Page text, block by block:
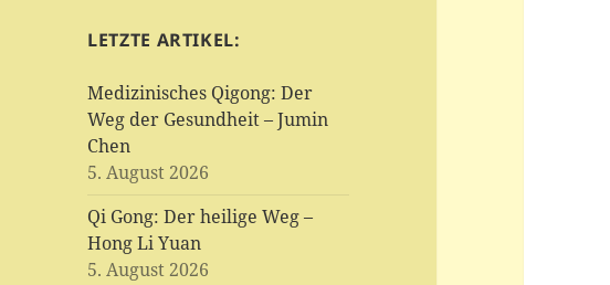
LETZTE ARTIKEL:
Medizinisches Qigong: Der
Weg der Gesundheit – Jumin
Chen
5. August 2026
Qi Gong: Der heilige Weg –
Hong Li Yuan
5. August 2026